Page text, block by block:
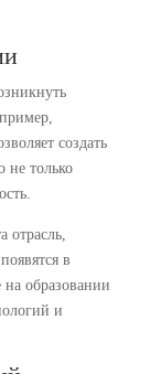
создать
не только
отрасль,
в
образовании
и